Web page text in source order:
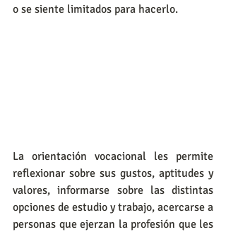
o se siente limitados para hacerlo.
La orientación vocacional les permite
reflexionar sobre sus gustos, aptitudes y
valores, informarse sobre las distintas
opciones de estudio y trabajo, acercarse a
personas que ejerzan la profesión que les